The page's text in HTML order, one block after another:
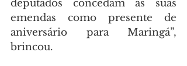
deputados concedam as suas
emendas como presente de
aniversário para Maringá”,
brincou.